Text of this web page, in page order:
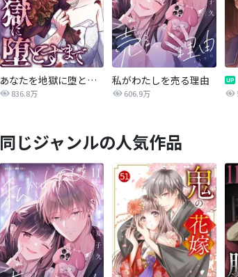
あなたを地獄に堕とすまで
836.8万
私がわたしを売る理由
606.9万
同じジャンルの人気作品